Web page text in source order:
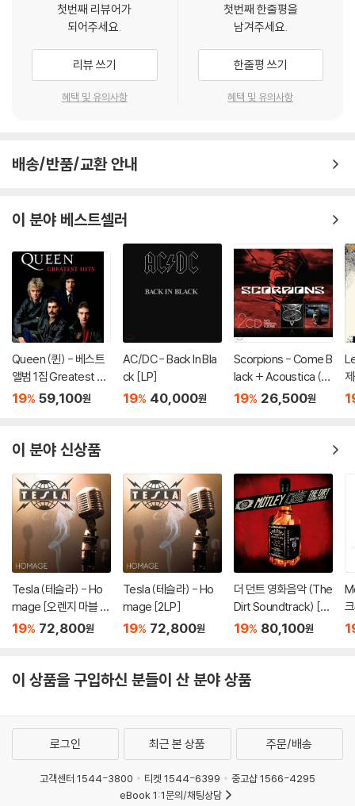
첫번째 리뷰어가
되어주세요.
리뷰 쓰기
혜택 및 유의사항
첫번째 한줄평을
남겨주세요.
한줄평 쓰기
혜택 및 유의사항
배송/반품/교환 안내
이 분야 베스트셀러
Queen (퀸) - 베스트
앨범 1집 Greatest Hit
s I [2LP]
19% 59,100원
AC/DC - Back In Bla
ck [LP]
19% 40,000원
Scorpions - Come B
lack + Acoustica (2
CD Original Albums)
19% 26,500원
이 분야 신상품
Tesla (테슬라) - Ho
mage [오렌지 마블 컬
러 2LP]
19% 72,800원
Tesla (테슬라) - Ho
mage [2LP]
19% 72,800원
더 던트 영화음악 (The
Dirt Soundtrack) [2L
P]
19% 80,100원
이 상품을 구입하신 분들이 산 분야 상품
로그인 최근 본 상품 주문/배송
고객센터 1544-3800 티켓 1544-6399
중고샵 1566-4295
eBook 1:1문의/채팅상담